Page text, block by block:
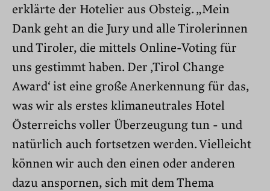
erklärte der Hotelier aus Obsteig. „Mein
Dank geht an die Jury und alle Tirolerinnen
und Tiroler, die mittels Online-Voting für
uns gestimmt haben. Der ‚Tirol Change
Award‘ ist eine große Anerkennung für das,
was wir als erstes klimaneutrales Hotel
Österreichs voller Überzeugung tun - und
natürlich auch fortsetzen werden. Vielleicht
können wir auch den einen oder anderen
dazu anspornen, sich mit dem Thema